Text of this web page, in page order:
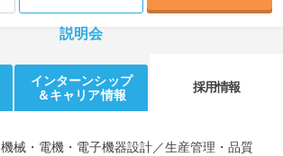
説明会
インターンシップ
＆キャリア情報
採用情報
機械・電機・電子機器設計／生産管理・品質